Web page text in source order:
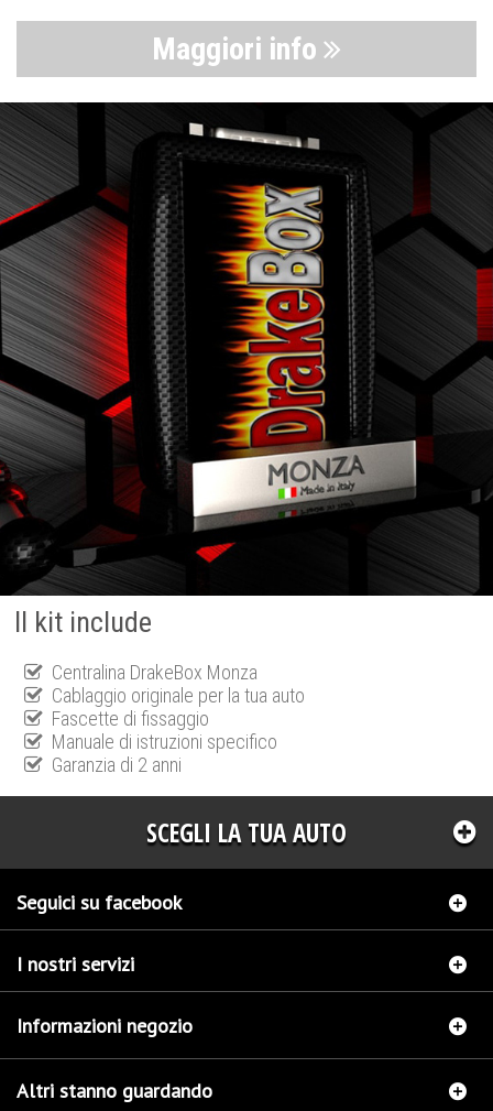
Maggiori info
Il kit include
Centralina DrakeBox Monza
Cablaggio originale per la tua auto
Fascette di fissaggio
Manuale di istruzioni specifico
Garanzia di 2 anni
SCEGLI LA TUA AUTO
Seguici su facebook
I nostri servizi
Informazioni negozio
Altri stanno guardando